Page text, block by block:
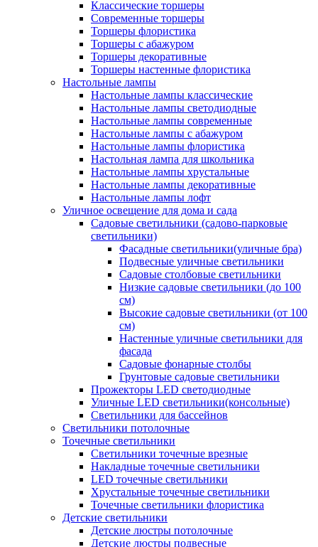
Классические торшеры
Современные торшеры
Торшеры флористика
Торшеры с абажуром
Торшеры декоративные
Торшеры настенные флористика
Настольные лампы
Настольные лампы классические
Настольные лампы светодиодные
Настольные лампы современные
Настольные лампы с абажуром
Настольные лампы флористика
Настольная лампа для школьника
Настольные лампы хрустальные
Настольные лампы декоративные
Настольные лампы лофт
Уличное освещение для дома и сада
Садовые светильники (садово-парковые
светильники)
Фасадные светильники(уличные бра)
Подвесные уличные светильники
Садовые столбовые светильники
Низкие садовые светильники (до 100
см)
Высокие садовые светильники (от 100
см)
Настенные уличные светильники для
фасада
Садовые фонарные столбы
Грунтовые садовые светильники
Прожекторы LED светодиодные
Уличные LED светильники(консольные)
Светильники для бассейнов
Светильники потолочные
Точечные светильники
Светильники точечные врезные
Накладные точечные светильники
LED точечные светильники
Хрустальные точечные светильники
Точечные светильники флористика
Детские светильники
Детские люстры потолочные
Детские люстры подвесные